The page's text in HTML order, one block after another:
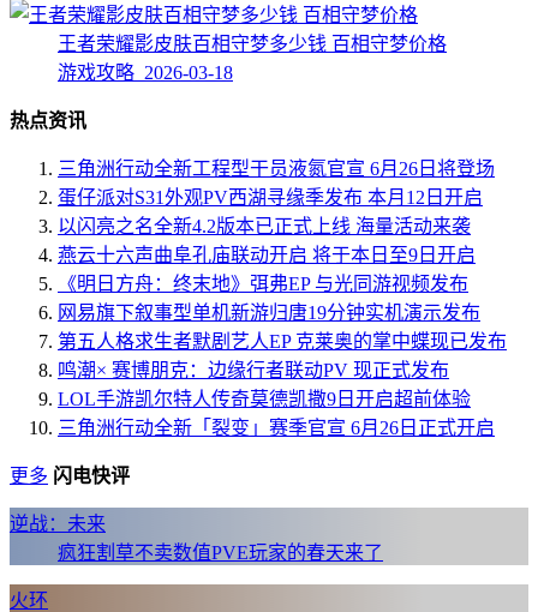
王者荣耀影皮肤百相守梦多少钱 百相守梦价格
游戏攻略 2026-03-18
热点资讯
三角洲行动全新工程型干员液氮官宣 6月26日将登场
蛋仔派对S31外观PV西湖寻缘季发布 本月12日开启
以闪亮之名全新4.2版本已正式上线 海量活动来袭
燕云十六声曲阜孔庙联动开启 将于本日至9日开启
《明日方舟：终末地》弭弗EP 与光同游视频发布
网易旗下叙事型单机新游归唐19分钟实机演示发布
第五人格求生者默剧艺人EP 克莱奥的掌中蝶现已发布
鸣潮× 赛博朋克：边缘行者联动PV 现正式发布
LOL手游凯尔特人传奇莫德凯撒9日开启超前体验
三角洲行动全新「裂变」赛季官宣 6月26日正式开启
更多 闪电快评
逆战：未来
疯狂割草不卖数值PVE玩家的春天来了
火环